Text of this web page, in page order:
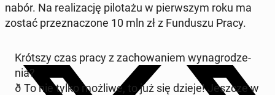
nabór. Na re­ali­za­cję pi­lo­ta­żu w pierw­szym roku ma
zostać prze­zna­czo­ne 10 mln zł z Fun­du­szu Pracy.
Krótszy czas pracy z za­cho­wa­niem wy­na­gro­dze­
nia?
ð To nie tylko możliwe, to już się dzieje! Jeszcze w